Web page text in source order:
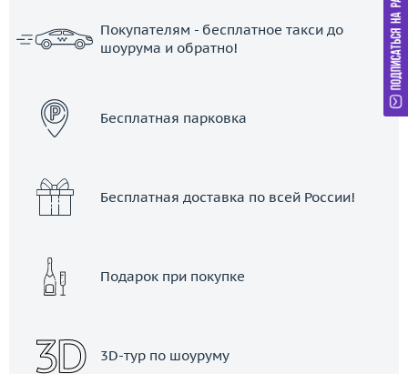
Покупателям - бесплатное такси до
шоурума и обратно!
Бесплатная парковка
Бесплатная доставка по всей России!
Подарок при покупке
3D-тур по шоуруму